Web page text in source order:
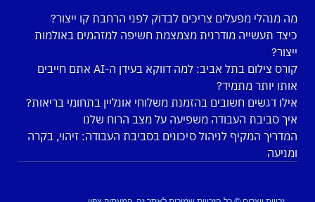
מה מנהלי מפעלים צריכים לבדוק לפני הרחבת קו ייצור?
כיצד תעשייה מודרנית מצמצמת חשיפה למזהמים באולמות
ייצור?
קורס צילום בתל אביב: למה דווקא בעידן ה-AI אתם חייבים
אותו יותר מתמיד?
אילו דגשים חשובים בהזמנת משלוחי אונליין בתחומי בריאות?
איך סביבת העבודה משפיעה על מצב הרוח שלנו
המדריך המקיף לניהול סיכונים בסביבת העבודה: זיהוי, בקרה
ומניעה